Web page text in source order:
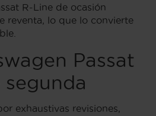
R-Line de ocasión
reventa, lo que lo convierte
Passat
segunda
exhaustivas revisiones,